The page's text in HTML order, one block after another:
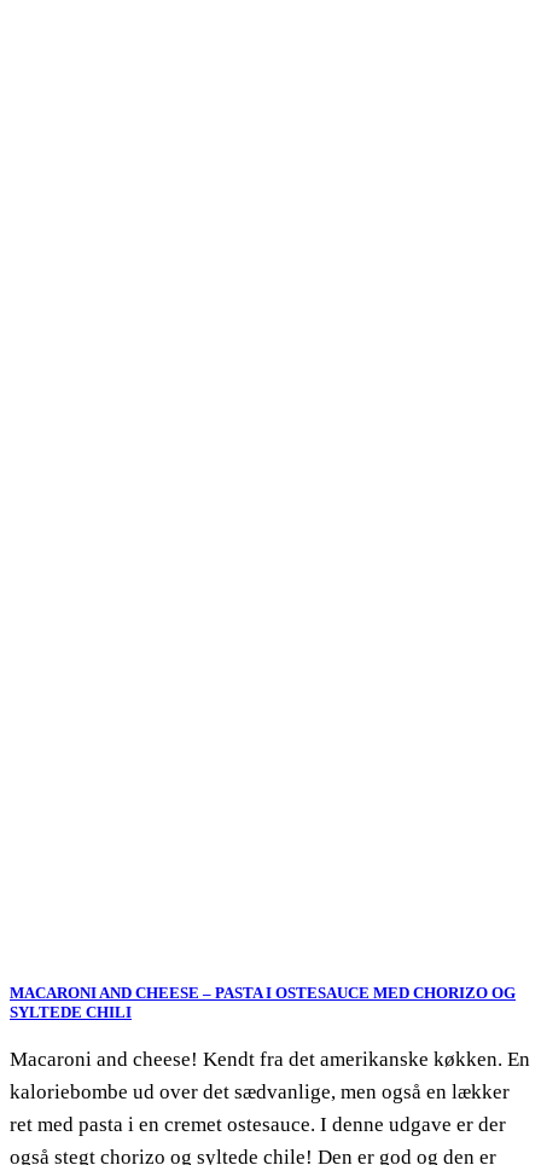
MACARONI AND CHEESE – PASTA I OSTESAUCE MED CHORIZO OG
SYLTEDE CHILI
Macaroni and cheese! Kendt fra det amerikanske køkken. En
kaloriebombe ud over det sædvanlige, men også en lækker
ret med pasta i en cremet ostesauce. I denne udgave er der
også stegt chorizo og syltede chile! Den er god og den er